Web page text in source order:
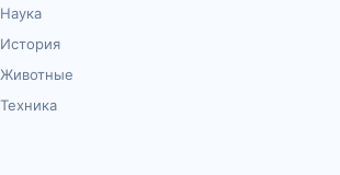
Наука
История
Животные
Техника